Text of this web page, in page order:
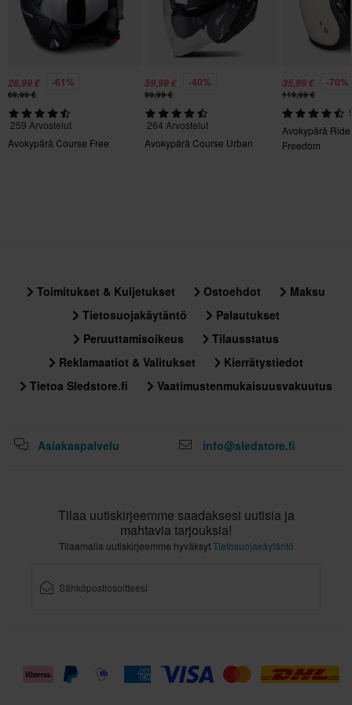
350 x 370 x 280 mm
3XL
295 x 395 x 285 mm
295 x 390 x 280 mm
300 x 395 x 280 mm
26,99 € -61%
69,99 €
259 Arvostelut
Avokypärä Course Free
59,99 € -40%
99,99 €
264 Arvostelut
Avokypärä Course Urban
35,99 € -70%
119,99 €
Avokypärä
Freedom
Toimitukset & Kuljetukset Ostoehdot
Maksu
Tietosuojakäytäntö
Palautukset
Peruuttamisoikeus
Tilausstatus
Reklamaatiot & Valitukset
Kierrätystiedot
Tietoa Sledstore.fi
Vaatimustenmukaisuusvakuutus
Asiakaspalvelu info@sledstore.fi
Tilaa uutiskirjeemme saadaksesi uutisia ja
mahtavia tarjouksia!
Tilaamalla uutiskirjeemme hyväksytTietosuojakäytäntö